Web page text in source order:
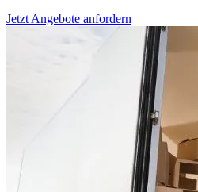
Jetzt Angebote anfordern